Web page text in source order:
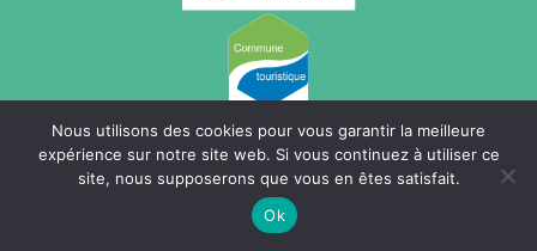
Mentions légales| Politique de confidentialité | Plan du site
Nous utilisons des cookies pour vous garantir la meilleure
expérience sur notre site web. Si vous continuez à utiliser ce
site, nous supposerons que vous en êtes satisfait.
Ok